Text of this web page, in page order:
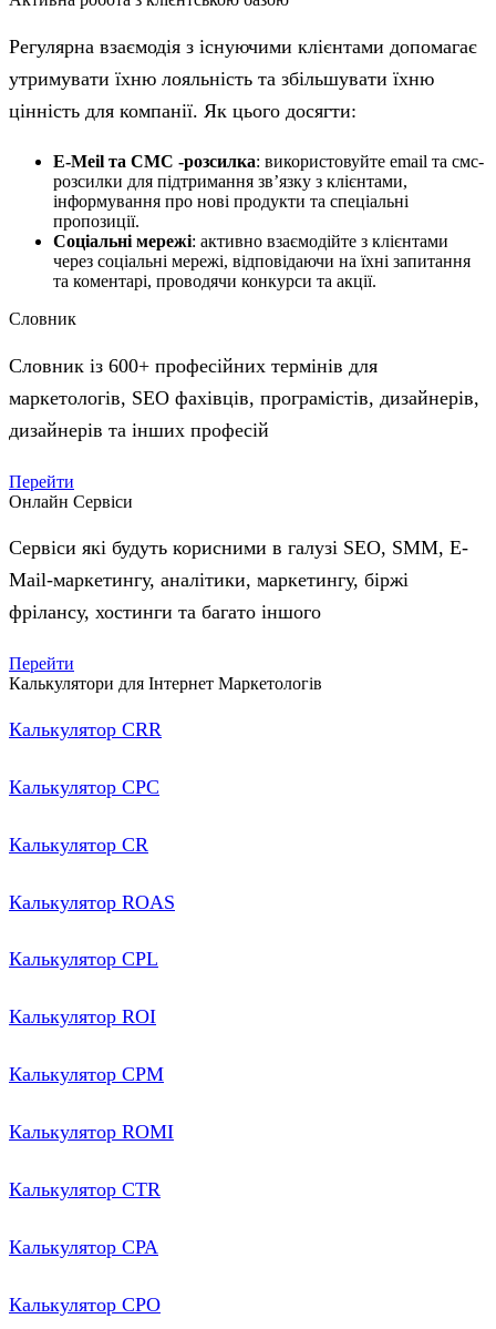
Регулярна взаємодія з існуючими клієнтами допомагає
утримувати їхню лояльність та збільшувати їхню
цінність для компанії. Як цього досягти:
E-Meil та СМС -розсилка: використовуйте email та смс-
розсилки для підтримання зв’язку з клієнтами,
інформування про нові продукти та спеціальні
пропозиції.
Соціальні мережі: активно взаємодійте з клієнтами
через соціальні мережі, відповідаючи на їхні запитання
та коментарі, проводячи конкурси та акції.
Словник
Словник із 600+ професійних термінів для
маркетологів, SEO фахівців, програмістів, дизайнерів,
дизайнерів та інших професій
Перейти
Онлайн Сервіси
Сервіси які будуть корисними в галузі SEO, SMM, E-
Mail-маркетингу, аналітики, маркетингу, біржі
фрілансу, хостинги та багато іншого
Перейти
Калькулятори для Інтернет Маркетологів
Калькулятор CRR
Калькулятор CPC
Калькулятор CR
Калькулятор ROAS
Калькулятор CPL
Калькулятор ROI
Калькулятор CPM
Калькулятор ROMI
Калькулятор CTR
Калькулятор CPA
Калькулятор CPO